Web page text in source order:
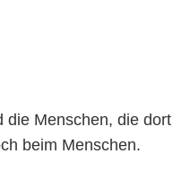
die Menschen, die dort
beim Menschen.